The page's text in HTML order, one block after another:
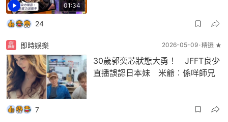
01:34
24
即時娛樂 2026-05-09 精選 ★
30歲郭奕芯狀態大勇！ JFFT良少
直播誤認日本妹 米爺︰係咩師兄
7